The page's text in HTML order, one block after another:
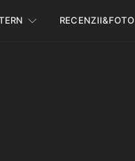
RECENZII&FOTO